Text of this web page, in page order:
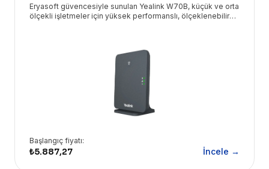
Eryasoft güvencesiyle sunulan Yealink W70B, küçük ve orta
ölçekli işletmeler için yüksek performanslı, ölçeklenebilir
Başlangıç fiyatı:
₺5.887,27 İncele →